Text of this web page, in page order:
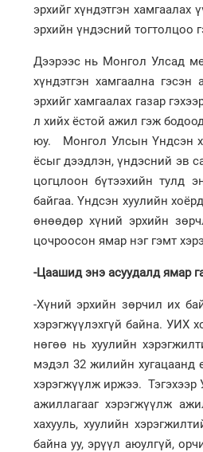
эрхийг хүндэтгэн
эрхийн үндэсний тогтолцоо
Дээрээс нь Монгол Улсад
хүндэтгэн хамгаална
эрхийг хамгаалах газар
л хийх ёстой ажил гэж
юу. Монгол Улсын Үндсэн
ёсыг дээдлэн, үндэсний эв
цогцлоон бүтээхийн тулд
байгаа. Үндсэн хуулийн
өнөөдөр хүний эрхийн
цочроосон ямар нэг гэмт
-Цаашид энэ асуудалд ямар
-Хүний эрхийн зөрчил их
хэрэгжүүлэхгүй байна. УИХ
нөгөө нь хуулийн
мэдэл 32 жилийн хугацаанд
хэрэгжүүлж иржээ.
ажиллагааг хэрэгжүүлж
хахууль, хуулийн
байна уу, эрүүл аюулгүй,